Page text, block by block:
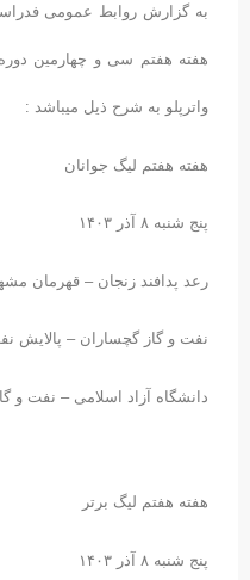
به گزارش روابط عمومی
هفته هفتم سی و چهارمین
واترپلو به شرح ذیل میباشد :
هفته هفتم لیگ جوانان
پنج شنبه ۸ آذر ۱۴۰۳
رعد پدافند زنجان – قهرمان مشهد (
نفت و گاز گچساران – پالایش نفت
دانشگاه آزاد اسلامی – نفت و گاز
هفته هفتم لیگ برتر
پنج شنبه ۸ آذر ۱۴۰۳